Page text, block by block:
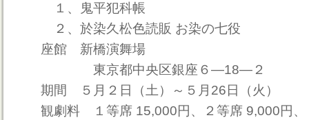
１、鬼平犯科帳
２、於染久松色読販 お染の七役
座館 新橋演舞場
東京都中央区銀座６―18―２
期間 ５月２日（土）～５月26日（火）
観劇料 １等席 15,000円、２等席 9,000円